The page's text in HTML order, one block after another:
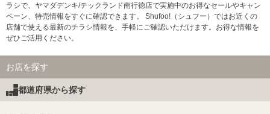
ラシで、ヤマダデンキ/テックランド南行徳店で実施中のお得なセールやキャン
ペーン、特売情報をすぐに確認できます。 Shufoo!（シュフー）ではお近くの
店舗で使える最新のチラシ情報を、手軽にご確認いただけます。お得な情報を
ぜひご活用ください。
お店を探す
都道府県から探す